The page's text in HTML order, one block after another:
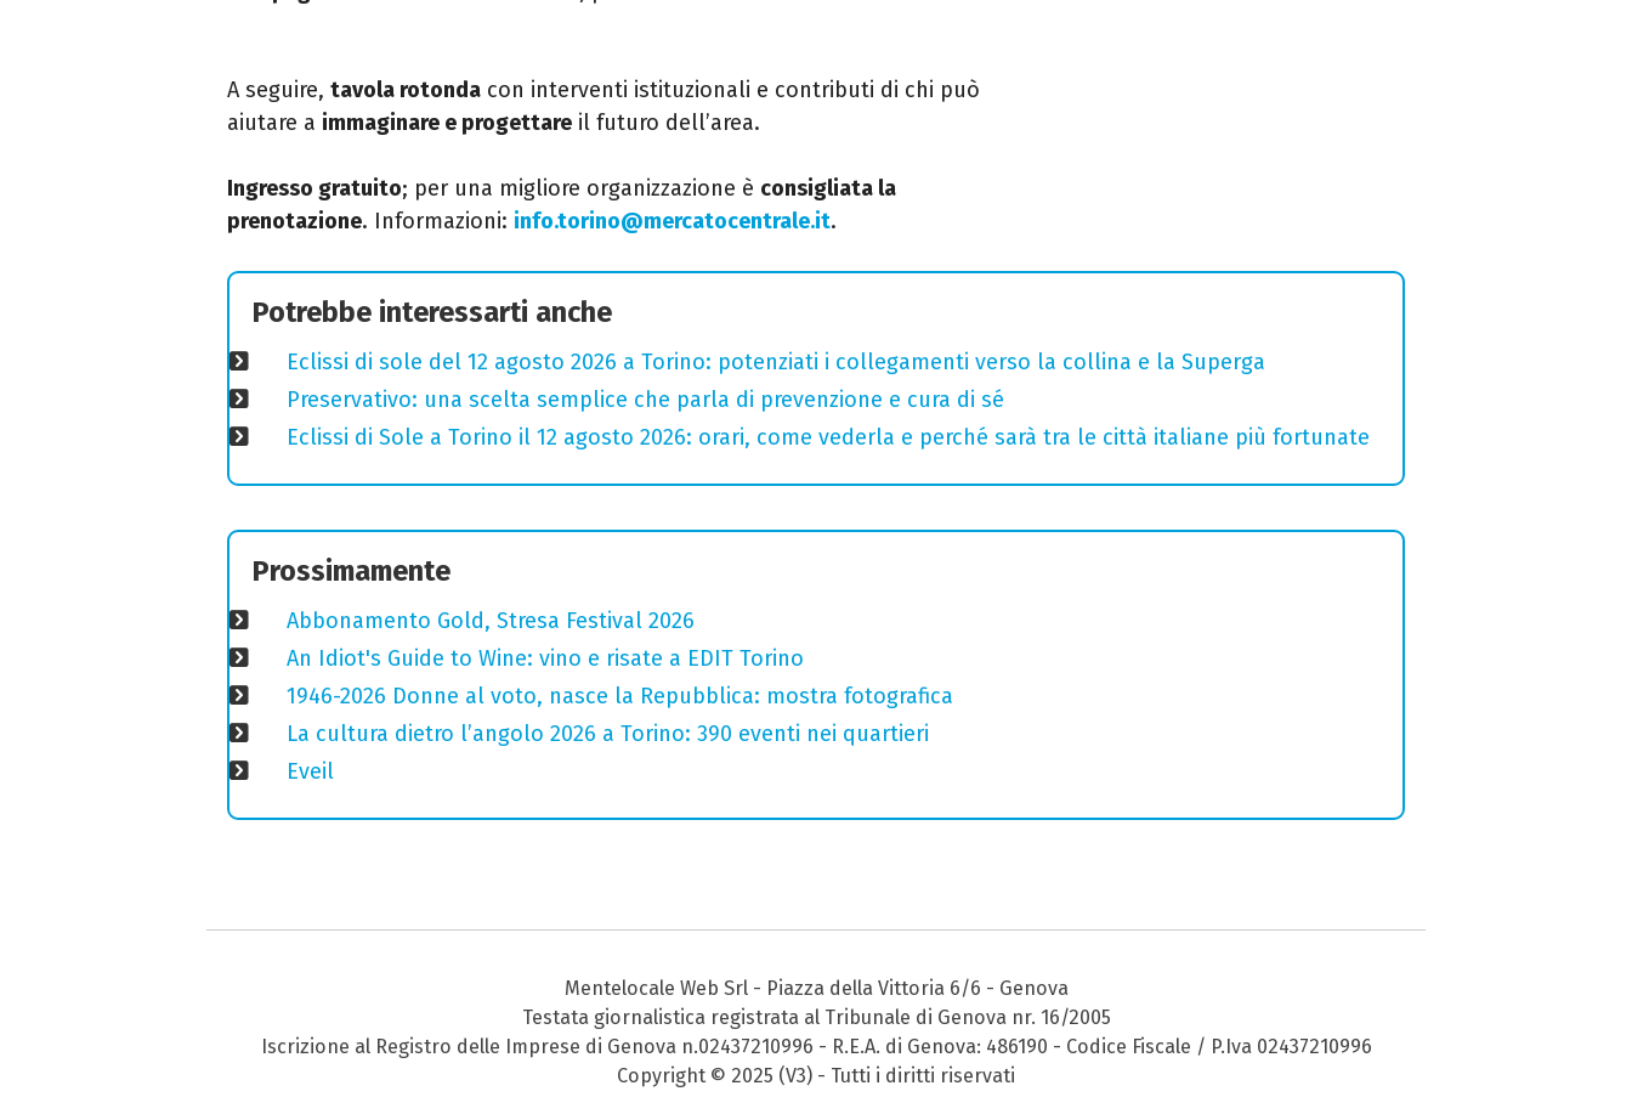
A seguire, tavola rotonda con interventi istituzionali e contributi di chi può
aiutare a immaginare e progettare il futuro dell’area.
Ingresso gratuito; per una migliore organizzazione è consigliata la
prenotazione. Informazioni: info.torino@mercatocentrale.it.
Potrebbe interessarti anche
Eclissi di sole del 12 agosto 2026 a Torino: potenziati i collegamenti verso la collina e la Superga
Preservativo: una scelta semplice che parla di prevenzione e cura di sé
Eclissi di Sole a Torino il 12 agosto 2026: orari, come vederla e perché sarà tra le città italiane più fortunate
Prossimamente
Abbonamento Gold, Stresa Festival 2026
An Idiot's Guide to Wine: vino e risate a EDIT Torino
1946-2026 Donne al voto, nasce la Repubblica: mostra fotografica
La cultura dietro l’angolo 2026 a Torino: 390 eventi nei quartieri
Eveil
Mentelocale Web Srl - Piazza della Vittoria 6/6 - Genova
Testata giornalistica registrata al Tribunale di Genova nr. 16/2005
Iscrizione al Registro delle Imprese di Genova n.02437210996 - R.E.A. di Genova: 486190 - Codice Fiscale / P.Iva 02437210996
Copyright © 2025 (V3) - Tutti i diritti riservati